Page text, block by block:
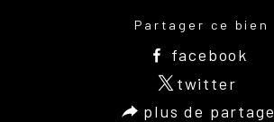
Partager ce bien
facebook
twitter
plus de partage